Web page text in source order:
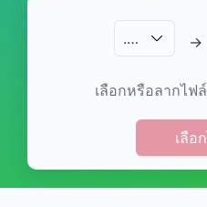
.… →
เลือกหรือลากไฟ
เลือ